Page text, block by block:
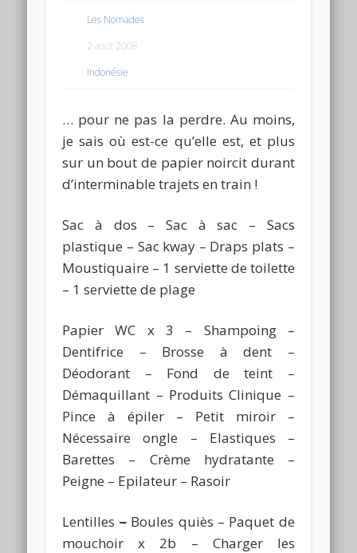
Les Nomades
2 août 2008
Indonésie
… pour ne pas la perdre. Au moins,
je sais où est-ce qu’elle est, et plus
sur un bout de papier noircit durant
d’interminable trajets en train !
Sac à dos – Sac à sac – Sacs
plastique – Sac kway – Draps plats –
Moustiquaire – 1 serviette de toilette
– 1 serviette de plage
Papier WC x 3 – Shampoing –
Dentifrice – Brosse à dent –
Déodorant – Fond de teint –
Démaquillant – Produits Clinique –
Pince à épiler – Petit miroir –
Nécessaire ongle – Elastiques –
Barettes – Crème hydratante –
Peigne – Epilateur – Rasoir
Lentilles–Boules quiès – Paquet de
mouchoir x 2b – Charger les